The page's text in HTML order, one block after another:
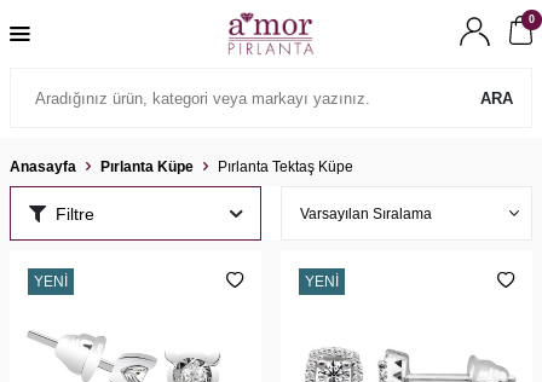
ARA
0
Anasayfa Pırlanta Küpe Pırlanta Tektaş Küpe
Filtre
YENI YENI